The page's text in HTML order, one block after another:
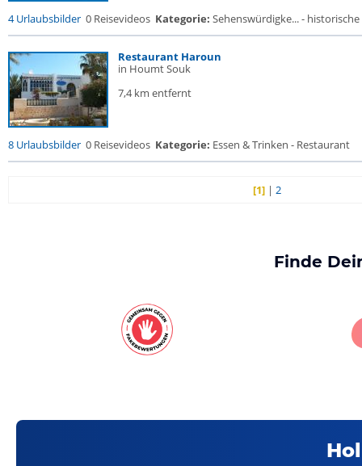
4 Urlaubsbilder 0 Reisevideos Kategorie: Sehenswürdigke... - historische
Restaurant Haroun
in Houmt Souk
7,4 km entfernt
8 Urlaubsbilder 0 Reisevideos Kategorie: Essen & Trinken - Restaurant
[1] |2
Finde